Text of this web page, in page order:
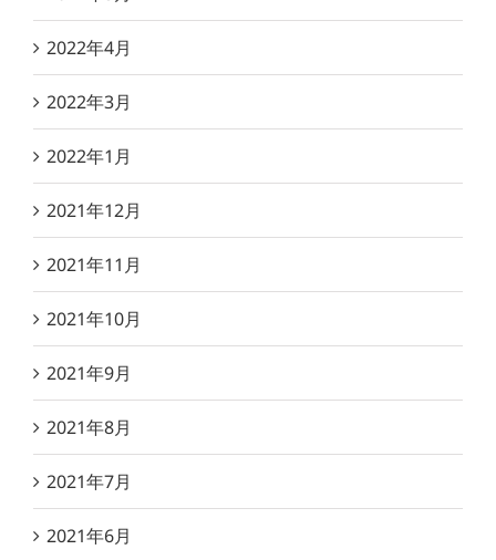
2022年4月
2022年3月
2022年1月
2021年12月
2021年11月
2021年10月
2021年9月
2021年8月
2021年7月
2021年6月